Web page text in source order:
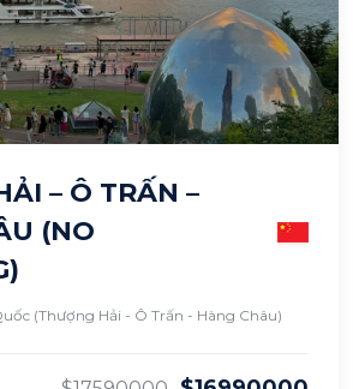
– Ô TRẤN –
(NO
(Thượng Hải - Ô Trấn - Hàng Châu)